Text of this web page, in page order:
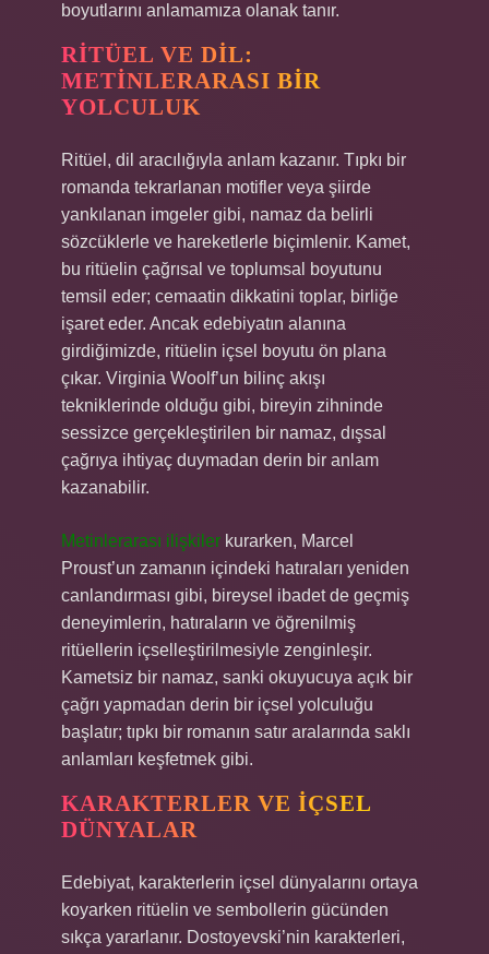
boyutlarını anlamamıza olanak tanır.
RITÜEL VE DIL:
METINLERARASI BIR
YOLCULUK
Ritüel, dil aracılığıyla anlam kazanır. Tıpkı bir
romanda tekrarlanan motifler veya şiirde
yankılanan imgeler gibi, namaz da belirli
sözcüklerle ve hareketlerle biçimlenir. Kamet,
bu ritüelin çağrısal ve toplumsal boyutunu
temsil eder; cemaatin dikkatini toplar, birliğe
işaret eder. Ancak edebiyatın alanına
girdiğimizde, ritüelin içsel boyutu ön plana
çıkar. Virginia Woolf’un bilinç akışı
tekniklerinde olduğu gibi, bireyin zihninde
sessizce gerçekleştirilen bir namaz, dışsal
çağrıya ihtiyaç duymadan derin bir anlam
kazanabilir.
Metinlerarası ilişkiler kurarken, Marcel
Proust’un zamanın içindeki hatıraları yeniden
canlandırması gibi, bireysel ibadet de geçmiş
deneyimlerin, hatıraların ve öğrenilmiş
ritüellerin içselleştirilmesiyle zenginleşir.
Kametsiz bir namaz, sanki okuyucuya açık bir
çağrı yapmadan derin bir içsel yolculuğu
başlatır; tıpkı bir romanın satır aralarında saklı
anlamları keşfetmek gibi.
KARAKTERLER VE İÇSEL
DÜNYALAR
Edebiyat, karakterlerin içsel dünyalarını ortaya
koyarken ritüelin ve sembollerin gücünden
sıkça yararlanır. Dostoyevski’nin karakterleri,